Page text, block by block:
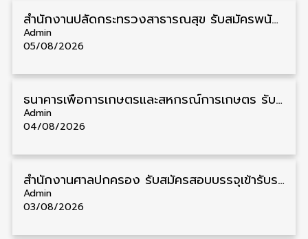
สำนักงานปลัดกระทรวงสาธารณสุข รับสมัครพนักงานราชการรูปแบบพิเศษ วุฒิ ปวส./ป.ตรี 102 อัตรา รับสมัคร 17 – 28 สิงหาคม
Admin
05/08/2026
ธนาคารเพื่อการเกษตรและสหกรณ์การเกษตร รับสมัครบุคคลเพื่อเป็นผู้ช่วยพนักงาน วุฒิ ป.ตรี 5 อัตรา รับสมัคร 4 – 14 สิงหาคม
Admin
04/08/2026
สํานักงานศาลปกครอง รับสมัครสอบบรรจุเข้ารับราชการ วุฒิ ป.ตรี 72 อัตรา รับสมัคร 31 สิงหาคม – 18 กันยายน
Admin
03/08/2026